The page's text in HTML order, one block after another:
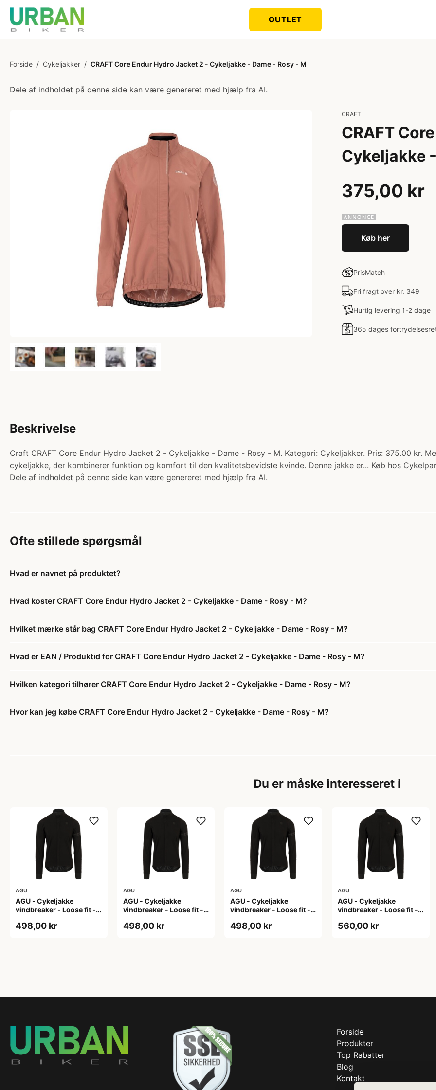
OUTLET
Forside / Cykeljakker / CRAFT Core Endur Hydro Jacket 2 - Cykeljakke - Dame - Rosy - M
Dele af indholdet på denne side kan være genereret med hjælp fra AI.
CRAFT
CRAFT
Cykeljakke
375,00 kr
Køb her
PrisMatch
Fri fragt over kr. 349
Hurtig levering 1-2 dage
365 dages
Beskrivelse
Craft CRAFT Core Endur Hydro Jacket 2 - Cykeljakke - Dame - Rosy - M. Kategori: Cykeljakker. Pris: 375.00 kr.
cykeljakke, der kombinerer funktion og komfort til den kvalitetsbevidste kvinde. Denne jakke er... Køb hos
Dele af indholdet på denne side kan være genereret med hjælp fra AI.
Ofte stillede spørgsmål
Hvad er navnet på produktet?
Hvad koster CRAFT Core Endur Hydro Jacket 2 - Cykeljakke - Dame - Rosy - M?
Hvilket mærke står bag CRAFT Core Endur Hydro Jacket 2 - Cykeljakke - Dame - Rosy - M?
Hvad er EAN / Produktid for CRAFT Core Endur Hydro Jacket 2 - Cykeljakke - Dame - Rosy - M?
Hvilken kategori tilhører CRAFT Core Endur Hydro Jacket 2 - Cykeljakke - Dame - Rosy - M?
Hvor kan jeg købe CRAFT Core Endur Hydro Jacket 2 - Cykeljakke - Dame - Rosy - M?
Du er måske interesseret i
AGU
AGU - Cykeljakke
vindbreaker - Loose fit -
498,00 kr
AGU
AGU - Cykeljakke
vindbreaker - Loose fit -
498,00 kr
AGU
AGU - Cykeljakke
vindbreaker - Loose fit -
498,00 kr
AGU
AGU - Cykeljakke
vindbreaker - Loose fit -
560,00 kr
Forside
Produkter
Top Rabatter
Blog
Kontakt